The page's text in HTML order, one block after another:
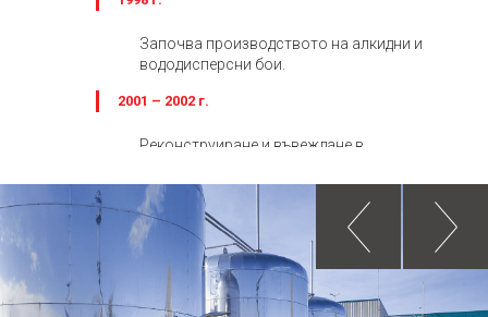
Започва производството на алкидни и
вододисперсни бои.
2001 – 2002 г.
Реконструиране и въвеждане в
изделия от пенолатекс – многозонални
пенолатексни матраци, анатомични
възглавници, пенолатекс промазан върху
текстил и анатомични стелки. Понастоящем
компанията е единственият производител в
Югоизточна Европа на пенолатексни
изделия, по технология на DUNLOP.